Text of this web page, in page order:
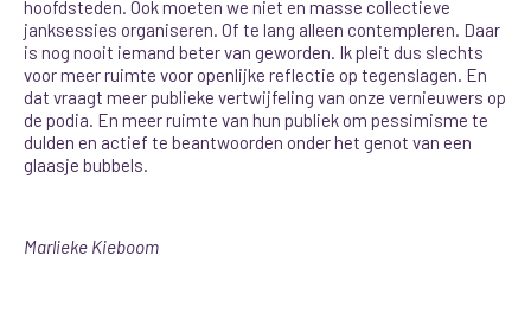
hoofdsteden. Ook moeten we niet en masse collectieve
janksessies organiseren. Of te lang alleen contempleren. Daar
is nog nooit iemand beter van geworden. Ik pleit dus slechts
voor meer ruimte voor openlijke reflectie op tegenslagen. En
dat vraagt meer publieke vertwijfeling van onze vernieuwers op
de podia. En meer ruimte van hun publiek om pessimisme te
dulden en actief te beantwoorden onder het genot van een
glaasje bubbels.
Marlieke Kieboom